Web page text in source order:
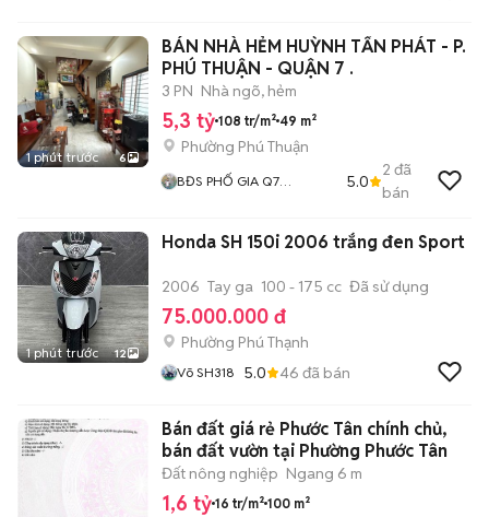
1 phút trước 6
BÁN NHÀ HẺM HUỲNH TẤN PHÁT - P.
PHÚ THUẬN - QUẬN 7 .
3 PN Nhà ngõ, hẻm
5,3 tỷ 108 tr/m² 49 m²
Phường Phú Thuận
BĐS PHỐ GIA Q7
5.0
2 đã
bán
1 phút trước 12
Honda SH 150i 2006 trắng đen Sport
2006 Tay ga 100 - 175 cc Đã sử dụng
75.000.000 đ
Phường Phú Thạnh
Võ SH318 5.0 46 đã bán
Bán đất giá rẻ Phước Tân chính chủ,
bán đất vườn tại Phường Phước Tân
Đất nông nghiệp Ngang 6 m
1,6 tỷ 16 tr/m² 100 m²